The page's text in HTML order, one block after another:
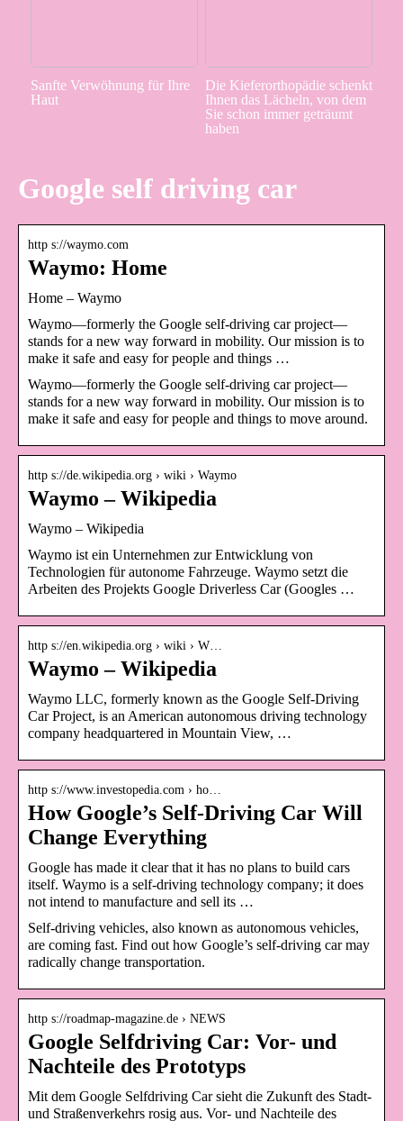
Sanfte Verwöhnung für Ihre
Haut
Die Kieferorthopädie schenkt
Ihnen das Lächeln, von dem
Sie schon immer geträumt
haben
Google self driving car
http s://waymo.com
Waymo: Home
Home – Waymo
Waymo—formerly the Google self-driving car project—
stands for a new way forward in mobility. Our mission is to
make it safe and easy for people and things …
Waymo—formerly the Google self-driving car project—
stands for a new way forward in mobility. Our mission is to
make it safe and easy for people and things to move around.
http s://de.wikipedia.org › wiki › Waymo
Waymo – Wikipedia
Waymo – Wikipedia
Waymo ist ein Unternehmen zur Entwicklung von
Technologien für autonome Fahrzeuge. Waymo setzt die
Arbeiten des Projekts Google Driverless Car (Googles …
http s://en.wikipedia.org › wiki › W…
Waymo – Wikipedia
Waymo LLC, formerly known as the Google Self-Driving
Car Project, is an American autonomous driving technology
company headquartered in Mountain View, …
http s://www.investopedia.com › ho…
How Google’s Self-Driving Car Will
Change Everything
Google has made it clear that it has no plans to build cars
itself. Waymo is a self-driving technology company; it does
not intend to manufacture and sell its …
Self-driving vehicles, also known as autonomous vehicles,
are coming fast. Find out how Google’s self-driving car may
radically change transportation.
http s://roadmap-magazine.de › NEWS
Google Selfdriving Car: Vor- und
Nachteile des Prototyps
Mit dem Google Selfdriving Car sieht die Zukunft des Stadt-
und Straßenverkehrs rosig aus. Vor- und Nachteile des